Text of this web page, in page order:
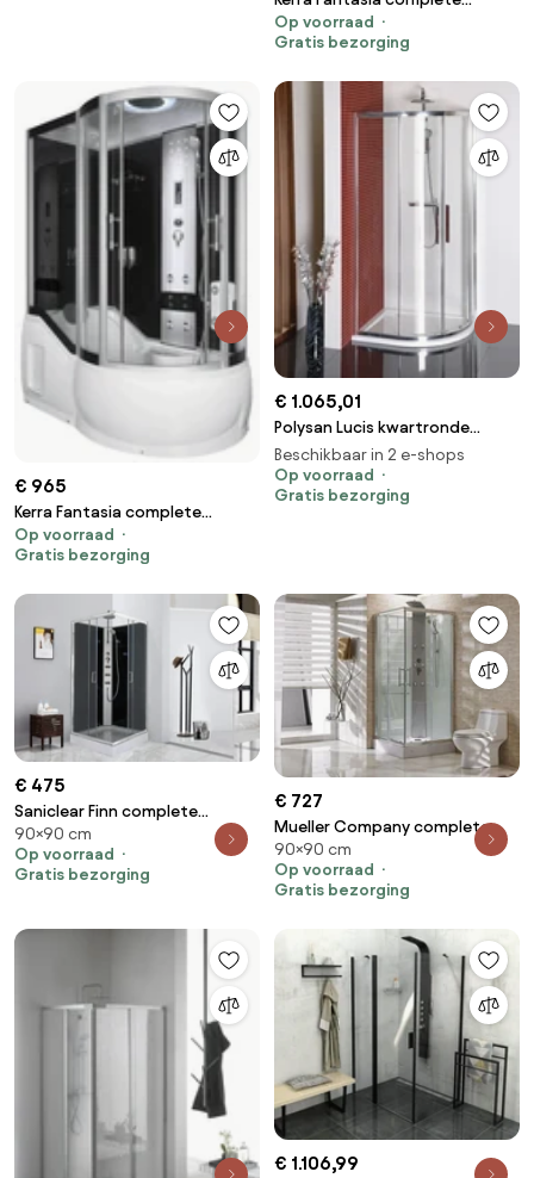
douchecabine 150x85cm
rechts
Op voorraad
Gratis bezorging
€ 965
Kerra Fantasia complete
douchecabine 150x85cm links
Op voorraad
Gratis bezorging
€ 1.065,01
Polysan Lucis kwartronde
douchecabine 120x90cm
chroom
Beschikbaar in 2 e-shops
Op voorraad
Gratis bezorging
€ 475
Saniclear Finn complete
douchecabine vierkant
90x90x230cm chroom
90×90 cm
Op voorraad
Gratis bezorging
€ 727
Mueller Company complete
douchecabine 90x90x218cm
90×90 cm
Op voorraad
Gratis bezorging
€ 1.106,99